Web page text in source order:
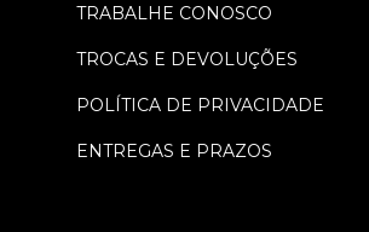
TRABALHE CONOSCO
TROCAS E DEVOLUÇÕES
POLÍTICA DE PRIVACIDADE
ENTREGAS E PRAZOS